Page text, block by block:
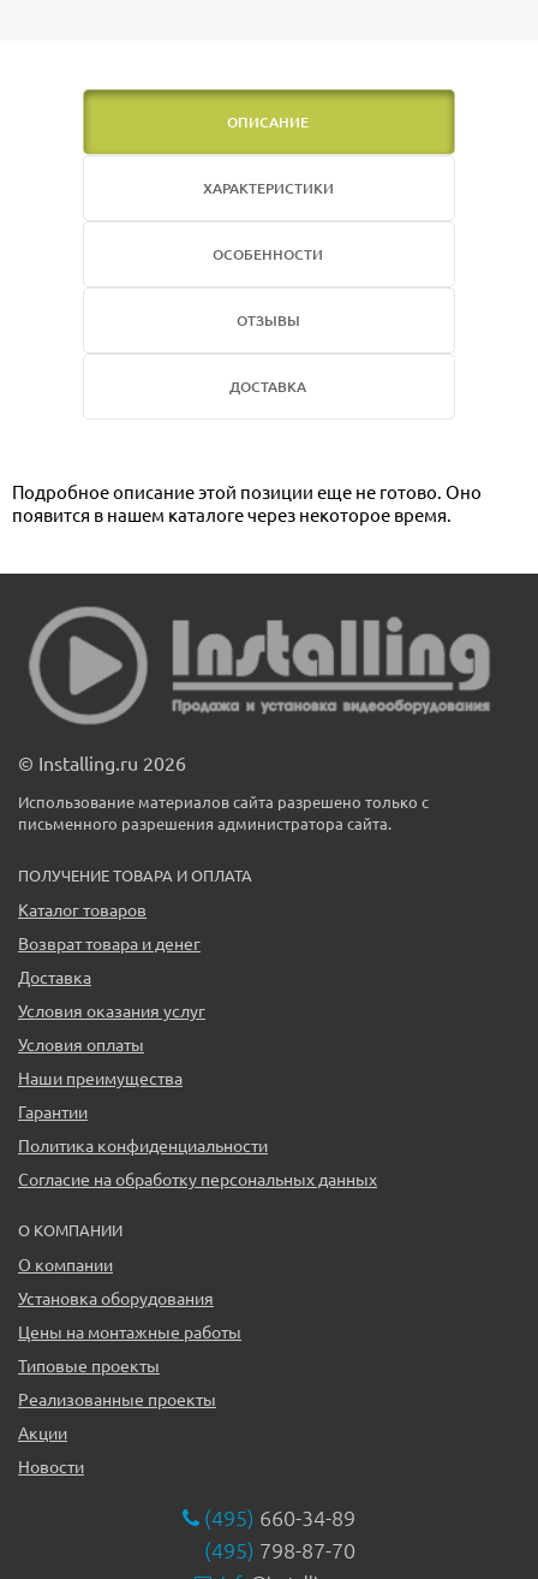
ОПИСАНИЕ
ХАРАКТЕРИСТИКИ
ОСОБЕННОСТИ
ОТЗЫВЫ
ДОСТАВКА
Подробное описание этой позиции еще не готово. Оно
появится в нашем каталоге через некоторое время.
© Installing.ru 2026
Использование материалов сайта разрешено только с
письменного разрешения администратора сайта.
ПОЛУЧЕНИЕ ТОВАРА И ОПЛАТА
Каталог товаров
Возврат товара и денег
Доставка
Условия оказания услуг
Условия оплаты
Наши преимущества
Гарантии
Политика конфиденциальности
Согласие на обработку персональных данных
О КОМПАНИИ
О компании
Установка оборудования
Цены на монтажные работы
Типовые проекты
Реализованные проекты
Акции
Новости
(495) 660-34-89
(495) 798-87-70